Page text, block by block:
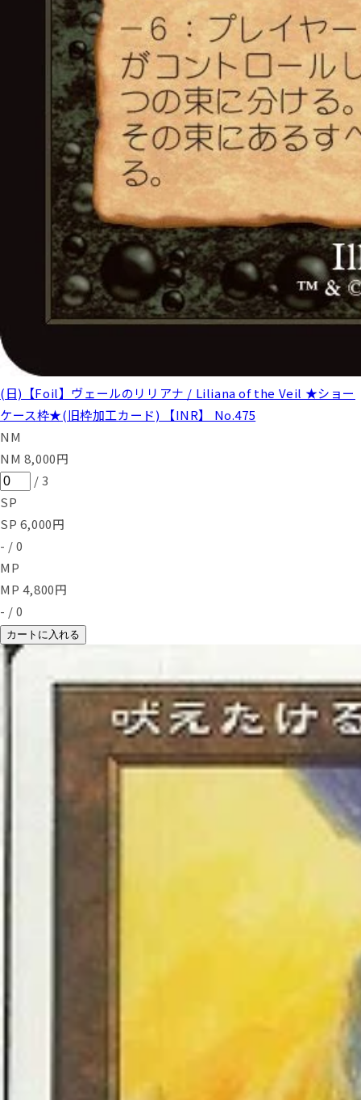
(日)【Foil】ヴェールのリリアナ / Liliana of the Veil ★ショー
ケース枠★(旧枠加工カード) 【INR】 No.475
NM
NM 8,000円
/3
SP
SP 6,000円
- / 0
MP
MP 4,800円
- / 0
カートに入れる